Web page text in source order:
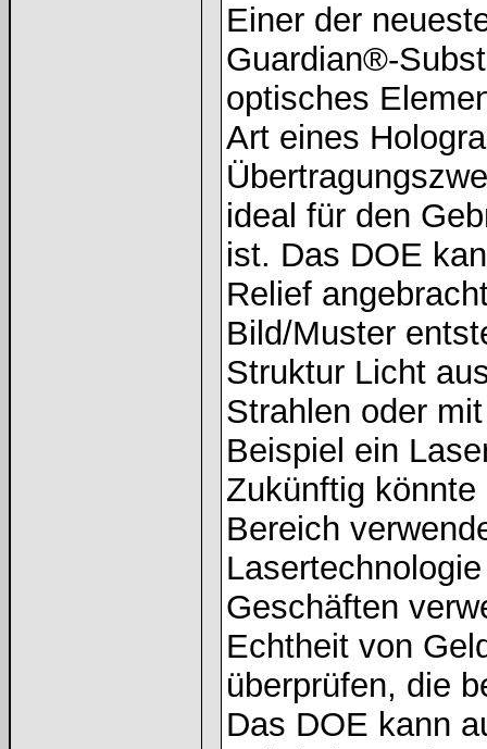
Einer der
Guardian®-
optisches
Art eines
ideal für den
ist. Das DOE
Relief
Bild/Muster
Struktur Licht
Strahlen oder
Beispiel ein
Zukünftig
Bereich
Geschäften
Echtheit von
überprüfen, die
Das DOE kann